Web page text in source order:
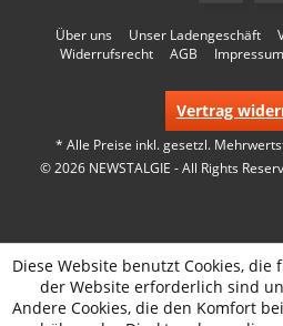
Über uns Unser Ladengeschäft
Widerrufsrecht
AGB Impressum
Vertrag
* Alle Preise inkl. gesetzl.
© 2026 NEWSTALGIE - All Rights
Diese Website benutzt Cookies,
der Website erforderlich sind
Andere Cookies, die den Komfort